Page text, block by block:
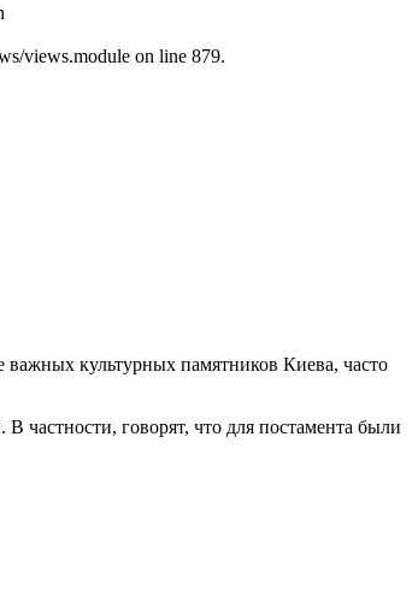
views.module on line 879.
важных культурных памятников Киева, часто
говорят, что для постамента были